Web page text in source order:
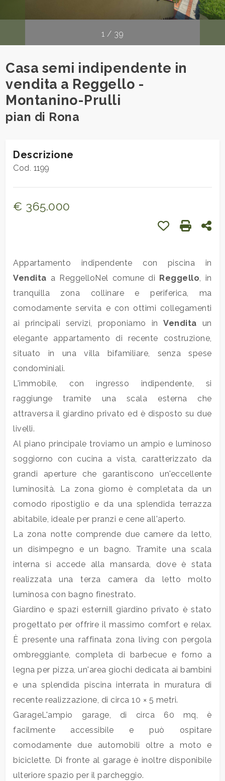
1 / 39
Casa semi indipendente in
vendita a Reggello -
Montanino-Prulli
pian di Rona
Descrizione
Cod. 1199
€ 365.000
Stampa:
Preferiti: Cod.
Appartamento indipendente con piscina in
Vendita a ReggelloNel comune di Reggello, in
tranquilla zona collinare e periferica, ma
comodamente servita e con ottimi collegamenti
ai principali servizi, proponiamo inVendita un
elegante appartamento di recente costruzione,
situato in una villa bifamiliare, senza spese
condominiali.
L'immobile, con ingresso indipendente, si
raggiunge tramite una scala esterna che
attraversa il giardino privato ed è disposto su due
livelli.
Al piano principale troviamo un ampio e luminoso
soggiorno con cucina a vista, caratterizzato da
grandi aperture che garantiscono un'eccellente
luminosità. La zona giorno è completata da un
comodo ripostiglio e da una splendida terrazza
abitabile, ideale per pranzi e cene all'aperto.
La zona notte comprende due camere da letto,
un disimpegno e un bagno. Tramite una scala
interna si accede alla mansarda, dove è stata
realizzata una terza camera da letto molto
luminosa con bagno finestrato.
Giardino e spazi esterniIl giardino privato è stato
progettato per offrire il massimo comfort e relax.
È presente una raffinata zona living con pergola
ombreggiante, completa di barbecue e forno a
legna per pizza, un'area giochi dedicata ai bambini
e una splendida piscina interrata in muratura di
recente realizzazione, di circa 10 × 5 metri.
GarageL'ampio garage, di circa 60 mq, è
facilmente accessibile e può ospitare
comodamente due automobili oltre a moto e
biciclette. Di fronte al garage è inoltre disponibile
ulteriore spazio per il parcheggio.
-
multiscelta
Industriali
Terreni
Prezzo
Totale
mq
Locali
minimi
Qualsiasi
3
5
5+